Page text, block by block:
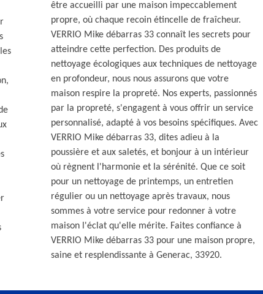
être accueilli par une maison impeccablement
propre, où chaque recoin étincelle de fraîcheur.
VERRIO Mike débarras 33 connaît les secrets pour
atteindre cette perfection. Des produits de
nettoyage écologiques aux techniques de nettoyage
en profondeur, nous nous assurons que votre
maison respire la propreté. Nos experts, passionnés
par la propreté, s'engagent à vous offrir un service
personnalisé, adapté à vos besoins spécifiques. Avec
VERRIO Mike débarras 33, dites adieu à la
poussière et aux saletés, et bonjour à un intérieur
où règnent l'harmonie et la sérénité. Que ce soit
pour un nettoyage de printemps, un entretien
régulier ou un nettoyage après travaux, nous
sommes à votre service pour redonner à votre
maison l'éclat qu'elle mérite. Faites confiance à
VERRIO Mike débarras 33 pour une maison propre,
saine et resplendissante à Generac, 33920.